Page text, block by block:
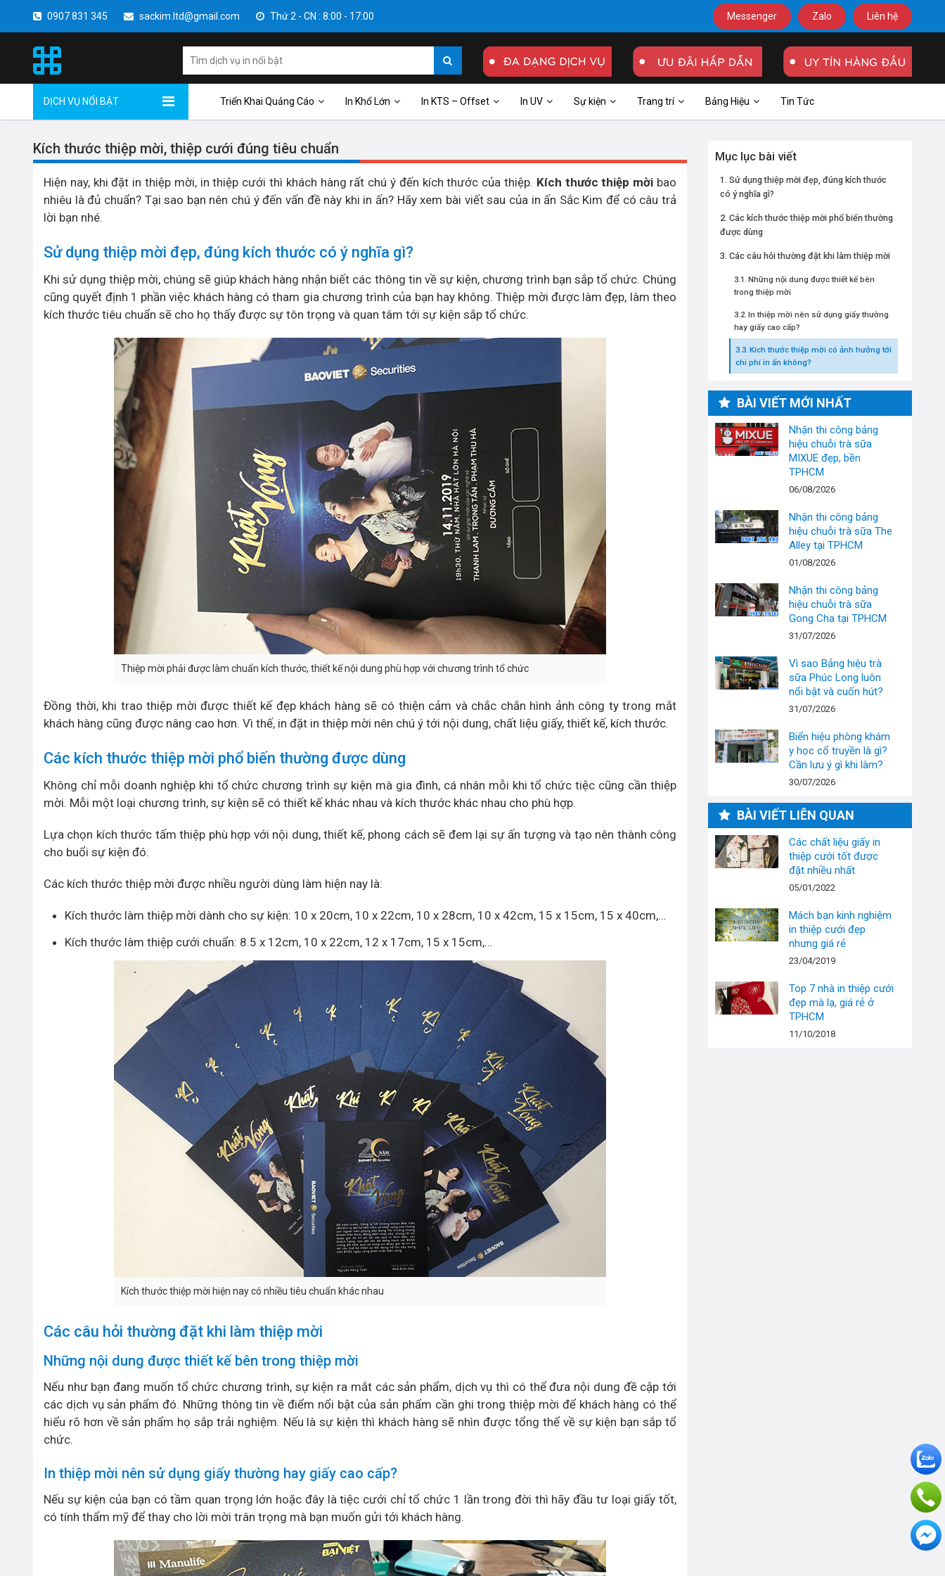
0907 831 345 sackim.ltd@gmail.com Thứ 2 - CN : 8:00 - 17:00 Messenger Zalo Liên hệ
DỊCH VỤ NỔI BẬT Triển Khai Quảng Cáo In Khổ Lớn In KTS – Offset In UV Sự kiện Trang trí Bảng Hiệu Tin Tức
Kích thước thiệp mời, thiệp cưới đúng tiêu chuẩn
Hiện nay, khi đặt in thiệp mời, in thiệp cưới thì khách hàng rất chú ý đến kích thước của thiệp. Kích thước thiệp mời bao
nhiêu là đủ chuẩn? Tại sao bạn nên chú ý đến vấn đề này khi in ấn? Hãy xem bài viết sau của in ấn Sắc Kim để có câu trả
lời bạn nhé.
Sử dụng thiệp mời đẹp, đúng kích thước có ý nghĩa gì?
Khi sử dụng thiệp mời, chúng sẽ giúp khách hàng nhận biết các thông tin về sự kiện, chương trình bạn sắp tổ chức. Chúng
cũng quyết định 1 phần việc khách hàng có tham gia chương trình của bạn hay không. Thiệp mời được làm đẹp, làm theo
kích thước tiêu chuẩn sẽ cho họ thấy được sự tôn trọng và quan tâm tới sự kiện sắp tổ chức.
Thiệp mời phải được làm chuẩn kích thước, thiết kế nội dung phù hợp với chương trình tổ chức
Đồng thời, khi trao thiệp mời được thiết kế đẹp khách hàng sẽ có thiện cảm và chắc chắn hình ảnh công ty trong mắt
khách hàng cũng được nâng cao hơn. Vì thế, in đặt in thiệp mời nên chú ý tới nội dung, chất liệu giấy, thiết kế, kích thước.
Các kích thước thiệp mời phổ biến thường được dùng
Không chỉ mỗi doanh nghiệp khi tổ chức chương trình sự kiện mà gia đình, cá nhân mỗi khi tổ chức tiệc cũng cần thiệp
mời. Mỗi một loại chương trình, sự kiện sẽ có thiết kế khác nhau và kích thước khác nhau cho phù hợp.
Lựa chọn kích thước tấm thiệp phù hợp với nội dung, thiết kế, phong cách sẽ đem lại sự ấn tượng và tạo nên thành công
cho buổi sự kiện đó.
Các kích thước thiệp mời được nhiều người dùng làm hiện nay là:
Kích thước làm thiệp mời dành cho sự kiện: 10 x 20cm, 10 x 22cm, 10 x 28cm, 10 x 42cm, 15 x 15cm, 15 x 40cm,…
Kích thước làm thiệp cưới chuẩn: 8.5 x 12cm, 10 x 22cm, 12 x 17cm, 15 x 15cm,…
Kích thước thiệp mời hiện nay có nhiều tiêu chuẩn khác nhau
Các câu hỏi thường đặt khi làm thiệp mời
Những nội dung được thiết kế bên trong thiệp mời
Nếu như bạn đang muốn tổ chức chương trình, sự kiện ra mắt các sản phẩm, dịch vụ thì có thể đưa nội dung đề cập tới
các dịch vụ sản phẩm đó. Những thông tin về điểm nổi bật của sản phẩm cần ghi trong thiệp mời để khách hàng có thể
hiểu rõ hơn về sản phẩm họ sắp trải nghiệm. Nếu là sự kiện thì khách hàng sẽ nhìn được tổng thể về sự kiện bạn sắp tổ
chức.
In thiệp mời nên sử dụng giấy thường hay giấy cao cấp?
Nếu sự kiện của bạn có tầm quan trọng lớn hoặc đây là tiệc cưới chỉ tổ chức 1 lần trong đời thì hãy đầu tư loại giấy tốt,
có tính thẩm mỹ để thay cho lời mời trân trọng mà bạn muốn gửi tới khách hàng.
Mục lục bài viết
Sử dụng thiệp mời đẹp, đúng kích thước
có ý nghĩa gì?
Các kích thước thiệp mời phổ biến thường
được dùng
Các câu hỏi thường đặt khi làm thiệp mời
Những nội dung được thiết kế bên
trong thiệp mời
In thiệp mời nên sử dụng giấy thường
hay giấy cao cấp?
Kích thước thiệp mời có ảnh hưởng tới
chi phí in ấn không?
BÀI VIẾT MỚI NHẤT
Nhận thi công bảng
hiệu chuỗi trà sữa
MIXUE đẹp, bền
TPHCM
06/08/2026
Nhận thi công bảng
hiệu chuỗi trà sữa The
Alley tại TPHCM
01/08/2026
Nhận thi công bảng
hiệu chuỗi trà sữa
Gong Cha tại TPHCM
31/07/2026
Vì sao Bảng hiệu trà
sữa Phúc Long luôn
nổi bật và cuốn hút?
31/07/2026
Biển hiệu phòng khám
y học cổ truyền là gì?
Cần lưu ý gì khi làm?
30/07/2026
BÀI VIẾT LIÊN QUAN
Các chất liệu giấy in
thiệp cưới tốt được
đặt nhiều nhất
05/01/2022
Mách bạn kinh nghiệm
in thiệp cưới đẹp
nhưng giá rẻ
23/04/2019
Top 7 nhà in thiệp cưới
đẹp mà lạ, giá rẻ ở
TPHCM
11/10/2018